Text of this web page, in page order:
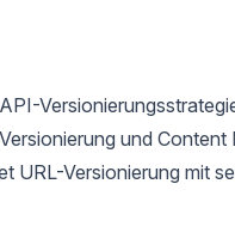
und Content
Versionierung mit